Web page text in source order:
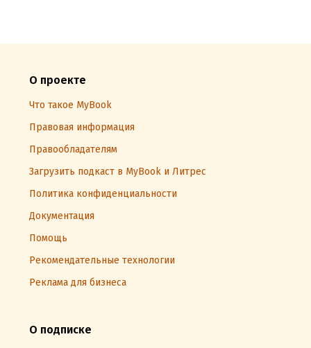
О проекте
Что такое MyBook
Правовая информация
Правообладателям
Загрузить подкаст в MyBook и Литрес
Политика конфиденциальности
Документация
Помощь
Рекомендательные технологии
Реклама для бизнеса
О подписке